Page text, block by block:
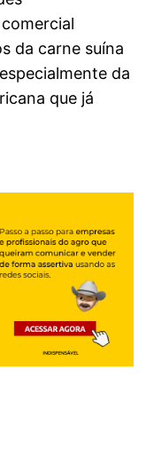
da carne suína
da
que já